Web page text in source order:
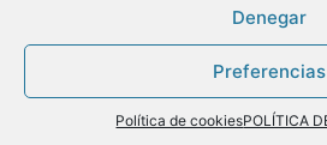
Denegar
Preferencias
Política de cookiesPOLÍTICA
Politica de
Cookies | Tu